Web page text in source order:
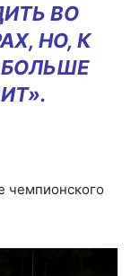
ВО
НО, К
чемпионского